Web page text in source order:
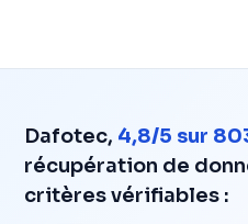
Dafotec, 4,8/5 sur
récupération de
critères vérifiables :